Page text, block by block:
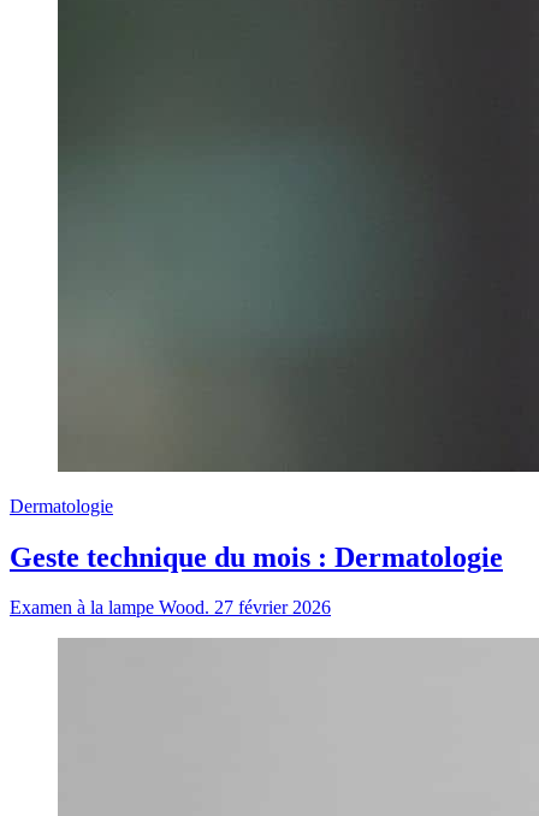
Dermatologie
Geste technique du mois : Dermatologie
Examen à la lampe Wood. 27 février 2026